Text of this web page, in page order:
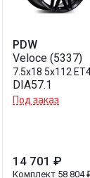
PDW
Veloce (5337)
7.5x18 5x112
DIA57.1
Под заказ
14 701 ₽
Комплект 58 804